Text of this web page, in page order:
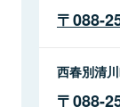
088-
西春別清
088-